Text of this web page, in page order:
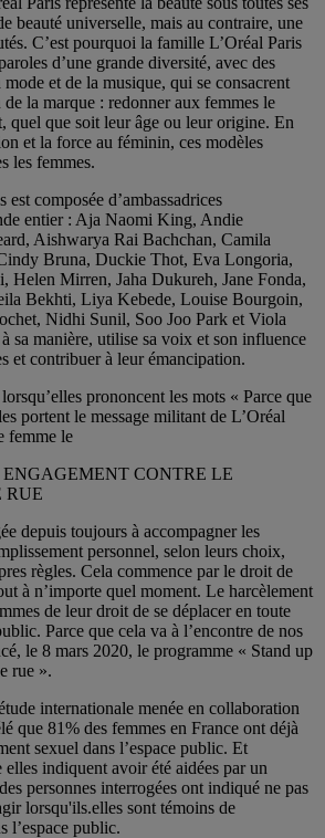
beauté universelle, mais au contraire, une
C’est pourquoi la famille L’Oréal Paris
d’une grande diversité, avec des
et de la musique, qui se consacrent
la marque : redonner aux femmes le
quel que soit leur âge ou leur origine. En
et la force au féminin, ces modèles
les femmes.
composée d’ambassadrices
entier : Aja Naomi King, Andie
Aishwarya Rai Bachchan, Camila
Bruna, Duckie Thot, Eva Longoria,
Helen Mirren, Jaha Dukureh, Jane Fonda,
Bekhti, Liya Kebede, Louise Bourgoin,
Nidhi Sunil, Soo Joo Park et Viola
sa manière, utilise sa voix et son influence
et contribuer à leur émancipation.
prononcent les mots « Parce que
portent le message militant de L’Oréal
femme le
CONTRE LE
RUE
depuis toujours à accompagner les
personnel, selon leurs choix,
règles. Cela commence par le droit de
à n’importe quel moment. Le harcèlement
de leur droit de se déplacer en toute
Parce que cela va à l’encontre de nos
le 8 mars 2020, le programme « Stand up
rue ».
internationale menée en collaboration
que 81% des femmes en France ont déjà
sexuel dans l’espace public. Et
elles indiquent avoir été aidées par un
personnes interrogées ont indiqué ne pas
lorsqu'ils.elles sont témoins de
l’espace public.